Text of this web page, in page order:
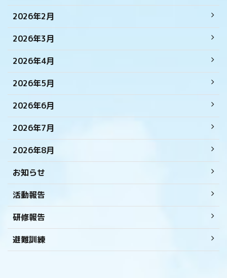
2026年2月
2026年3月
2026年4月
2026年5月
2026年6月
2026年7月
2026年8月
お知らせ
活動報告
研修報告
避難訓練